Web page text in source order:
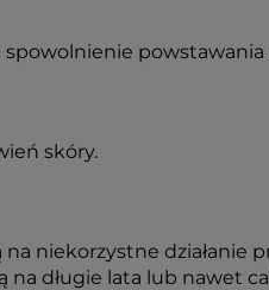
skóry.
niekorzystne działanie
długie lata lub nawet